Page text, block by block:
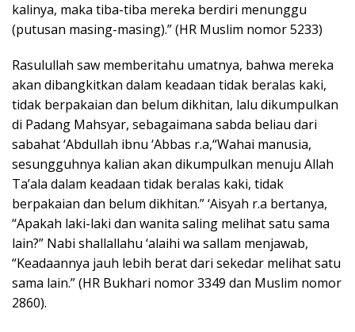
kalinya, maka tiba-tiba mereka berdiri menunggu
(putusan masing-masing).” (HR Muslim nomor 5233)
Rasulullah saw memberitahu umatnya, bahwa mereka
akan dibangkitkan dalam keadaan tidak beralas kaki,
tidak berpakaian dan belum dikhitan, lalu dikumpulkan
di Padang Mahsyar, sebagaimana sabda beliau dari
sabahat ‘Abdullah ibnu ‘Abbas r.a,“Wahai manusia,
sesungguhnya kalian akan dikumpulkan menuju Allah
Ta’ala dalam keadaan tidak beralas kaki, tidak
berpakaian dan belum dikhitan.” ‘Aisyah r.a bertanya,
“Apakah laki-laki dan wanita saling melihat satu sama
lain?” Nabi shallallahu ‘alaihi wa sallam menjawab,
“Keadaannya jauh lebih berat dari sekedar melihat satu
sama lain.” (HR Bukhari nomor 3349 dan Muslim nomor
2860).